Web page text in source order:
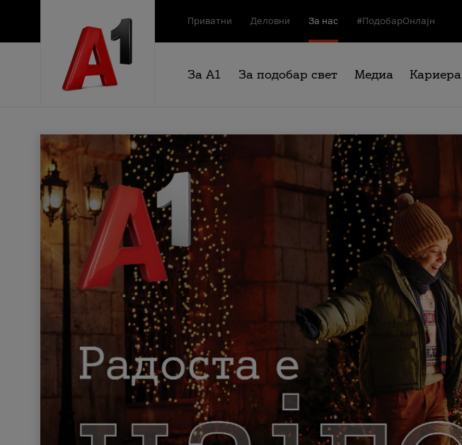
Приватни Деловни За нас #ПодобарОнлајн
За А1 За подобар свет Медиа Кариера